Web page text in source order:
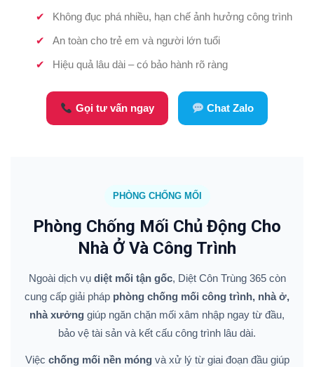
Không đục phá nhiều, hạn chế ảnh hưởng công trình
An toàn cho trẻ em và người lớn tuổi
Hiệu quả lâu dài – có bảo hành rõ ràng
Gọi tư vấn ngay Chat Zalo
PHÒNG CHỐNG MỐI
Phòng Chống Mối Chủ Động Cho
Nhà Ở Và Công Trình
Ngoài dịch vụ diệt mối tận gốc, Diệt Côn Trùng 365 còn
cung cấp giải pháp phòng chống mối công trình, nhà ở,
nhà xưởng giúp ngăn chặn mối xâm nhập ngay từ đầu,
bảo vệ tài sản và kết cấu công trình lâu dài.
Việc chống mối nền móngvà xử lý từ giai đoạn đầu giúp